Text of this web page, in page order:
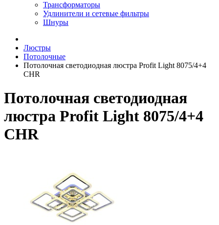
Трансформаторы
Удлинители и сетевые фильтры
Шнуры
Люстры
Потолочные
Потолочная светодиодная люстра Profit Light 8075/4+4
CHR
Потолочная светодиодная
люстра Profit Light 8075/4+4
CHR